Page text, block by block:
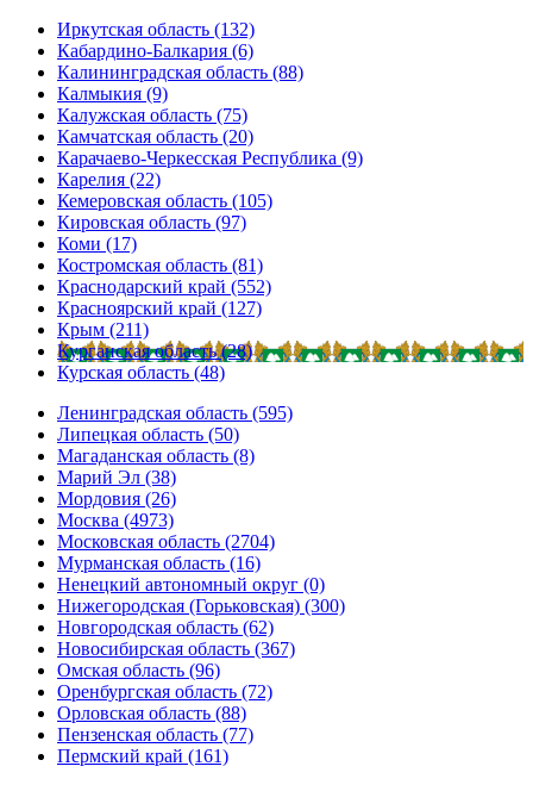
Иркутская область (132)
Кабардино-Балкария (6)
Калининградская область (88)
Калмыкия (9)
Калужская область (75)
Камчатская область (20)
Карачаево-Черкесская Республика (9)
Карелия (22)
Кемеровская область (105)
Кировская область (97)
Коми (17)
Костромская область (81)
Краснодарский край (552)
Красноярский край (127)
Крым (211)
Курганская область (28)
Курская область (48)
Ленинградская область (595)
Липецкая область (50)
Магаданская область (8)
Марий Эл (38)
Мордовия (26)
Москва (4973)
Московская область (2704)
Мурманская область (16)
Ненецкий автономный округ (0)
Нижегородская (Горьковская) (300)
Новгородская область (62)
Новосибирская область (367)
Омская область (96)
Оренбургская область (72)
Орловская область (88)
Пензенская область (77)
Пермский край (161)